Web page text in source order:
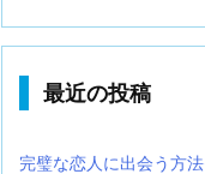
最近の投稿
完璧な恋人に出会う方